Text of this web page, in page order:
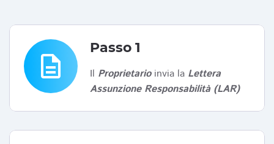
description
Passo 1
Il Proprietarioinvia la Lettera
Assunzione Responsabilità (LAR)